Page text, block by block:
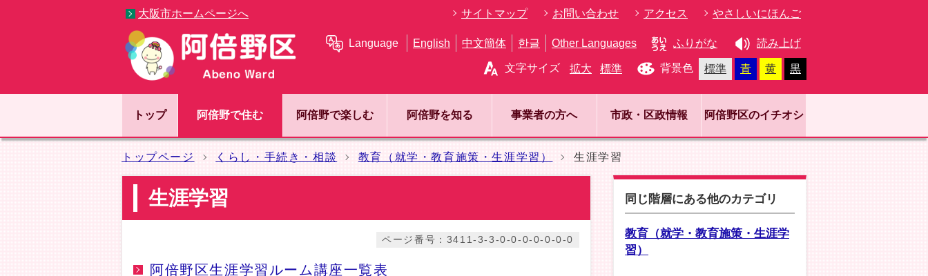
大阪市ホームページへ サイトマップ お問い合わせ アクセス やさしいにほんご
Language English 中文簡体 한글 Other Languages ふりがな 読み上げ
文字サイズ 拡大 標準 背景色 標準 青 黄 黒
トップ 阿倍野で住む 阿倍野で楽しむ 阿倍野を知る 事業者の方へ 市政・区政情報 阿倍野区のイチオシ
トップページ くらし・手続き・相談 教育（就学・教育施策・生涯学習） 生涯学習
生涯学習
ページ番号：3411-3-3-0-0-0-0-0-0-0
阿倍野区生涯学習ルーム講座一覧表
同じ階層にある他のカテゴリ
教育（就学・教育施策・生涯学
習）